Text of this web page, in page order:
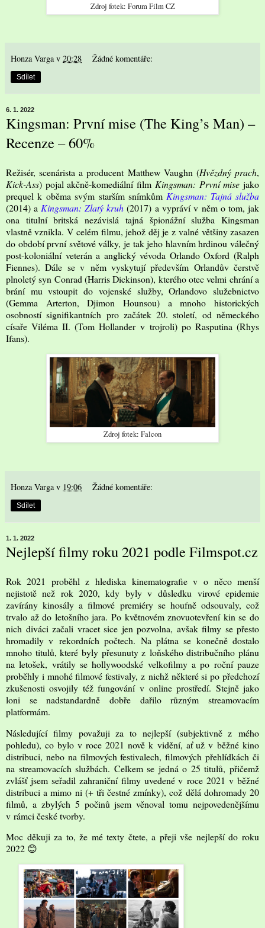
Zdroj fotek: Forum Film CZ
Honza Varga v 20:28 Žádné komentáře:
Sdílet
6. 1. 2022
Kingsman: První mise (The King’s Man) –
Recenze – 60%
Režisér, scenárista a producent Matthew Vaughn (Hvězdný prach,
Kick-Ass) pojal akčně-komediální film Kingsman: První mise jako
prequel k oběma svým starším snímkům Kingsman: Tajná služba
(2014) aKingsman: Zlatý kruh (2017) a vypráví v něm o tom, jak
ona titulní britská nezávislá tajná špionážní služba Kingsman
vlastně vznikla. V celém filmu, jehož děj je z valné většiny zasazen
do období první světové války, je tak jeho hlavním hrdinou válečný
post-koloniální veterán a anglický vévoda Orlando Oxford (Ralph
Fiennes). Dále se v něm vyskytují především Orlandův čerstvě
plnoletý syn Conrad (Harris Dickinson), kterého otec velmi chrání a
brání mu vstoupit do vojenské služby, Orlandovo služebnictvo
(Gemma Arterton, Djimon Hounsou) a mnoho historických
osobností signifikantních pro začátek 20. století, od německého
císaře Viléma II. (Tom Hollander v trojroli) po Rasputina (Rhys
Ifans).
Zdroj fotek: Falcon
Honza Varga v 19:06 Žádné komentáře:
Sdílet
1. 1. 2022
Nejlepší filmy roku 2021 podle Filmspot.cz
Rok 2021 proběhl z hlediska kinematografie v o něco menší
nejistotě než rok 2020, kdy byly v důsledku virové epidemie
zavírány kinosály a filmové premiéry se houfně odsouvaly, což
trvalo až do letošního jara. Po květnovém znovuotevření kin se do
nich diváci začali vracet sice jen pozvolna, avšak filmy se přesto
hromadily v rekordních počtech. Na plátna se konečně dostalo
mnoho titulů, které byly přesunuty z loňského distribučního plánu
na letošek, vrátily se hollywoodské velkofilmy a po roční pauze
proběhly i mnohé filmové festivaly, z nichž některé si po předchozí
zkušenosti osvojily též fungování v online prostředí. Stejně jako
loni se nadstandardně dobře dařilo různým streamovacím
platformám.
Následující filmy považuji za to nejlepší (subjektivně z mého
pohledu), co bylo v roce 2021 nově k vidění, ať už v běžné kino
distribuci, nebo na filmových festivalech, filmových přehlídkách či
na streamovacích službách. Celkem se jedná o 25 titulů, přičemž
zvlášť jsem seřadil zahraniční filmy uvedené v roce 2021 v běžné
distribuci a mimo ni (+ tři čestné zmínky), což dělá dohromady 20
filmů, a zbylých 5 počinů jsem věnoval tomu nejpovedenějšímu
v rámci české tvorby.
Moc děkuji za to, že mé texty čtete, a přeji vše nejlepší do roku
2022 😊